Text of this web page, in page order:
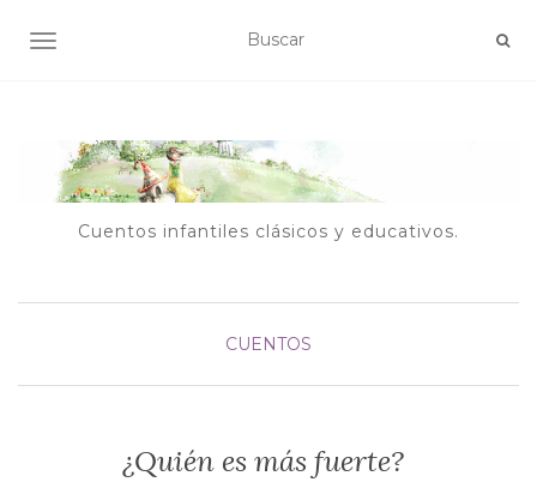
ALTERNAR NAVEGACIÓN
Cuentos infantiles clásicos y educativos.
CUENTOS
¿Quién es más fuerte?